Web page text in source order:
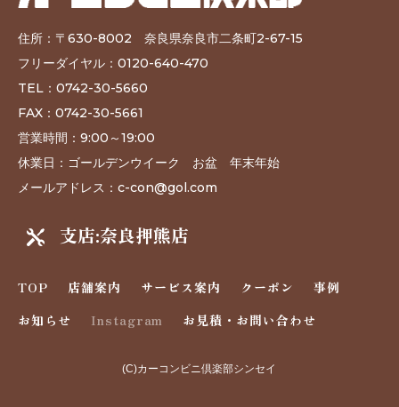
住所：〒 630-8002 奈良県奈良市二条町2-67-15
フリーダイヤル： 0120-640-470
TEL ： 0742-30-5660
FAX ：0742-30-5661
営業時間： 9:00～19:00
休業日：ゴールデンウイーク お盆 年末年始
メールアドレス：c-con@gol.com
 支店:奈良押熊店
TOP 店舗案内 サービス案内 クーポン
事例
お知らせ
Instagram お見積・お問い合わせ
(C)カーコンビニ倶楽部シンセイ